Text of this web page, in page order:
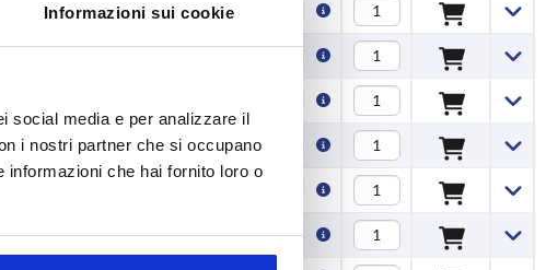
Informazioni sui cookie
social media e per analizzare il
i nostri partner che si occupano
informazioni che hai fornito loro o
5,05 €
5,05 €
5,05 €
5,05 €
5,05 €
5,05 €